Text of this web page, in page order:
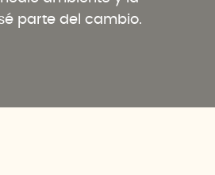
parte del cambio.